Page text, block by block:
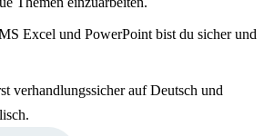
Excel und PowerPoint bist du sicher und
verhandlungssicher auf Deutsch und